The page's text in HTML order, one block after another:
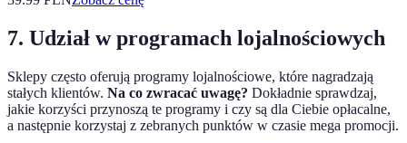
7. Udział w programach lojalnościowych
Sklepy często oferują programy lojalnościowe, które nagradzają
stałych klientów. Na co zwracać uwagę? Dokładnie sprawdzaj,
jakie korzyści przynoszą te programy i czy są dla Ciebie opłacalne,
a następnie korzystaj z zebranych punktów w czasie mega promocji.